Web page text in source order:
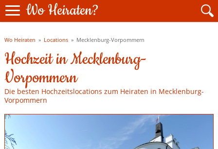
Wo Heiraten?
Wo Heiraten » Locations» Mecklenburg-Vorpommern
Hochzeit in Mecklenburg-
Vorpommern
Die besten Hochzeitslocations zum Heiraten in Mecklenburg-
Vorpommern